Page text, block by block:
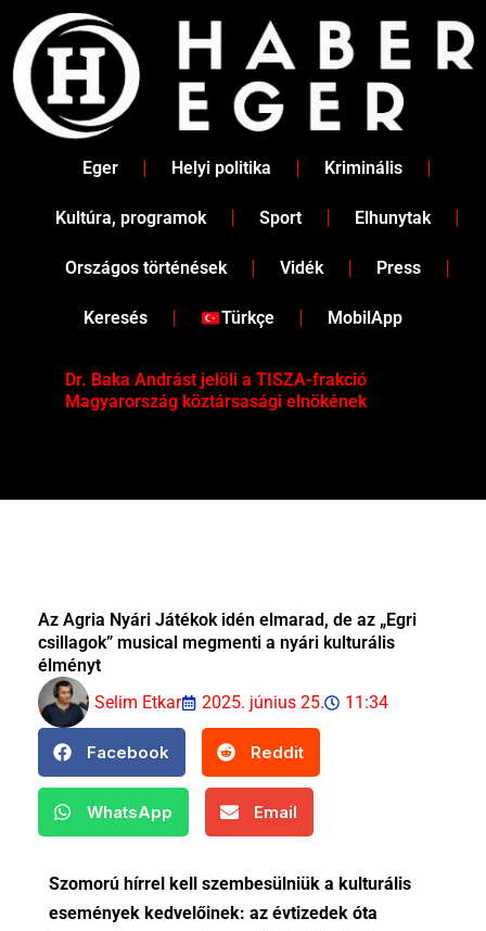
content
Eger Helyi politika Kriminális
Kultúra, programok Sport Elhunytak
Országos történések Vidék Press
Keresés Türkçe MobilApp
Dr. Baka Andrást jelöli a TISZA-frakció
Magyarország köztársasági elnökének
Az Agria Nyári Játékok idén elmarad, de az „Egri
csillagok” musical megmenti a nyári kulturális
élményt
Selim Etkar
2025. június 25. 11:34
Facebook Reddit
WhatsApp Email
Szomorú hírrel kell szembesülniük a kulturális
események kedvelőinek: az évtizedek óta